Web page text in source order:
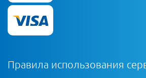
Правила использования